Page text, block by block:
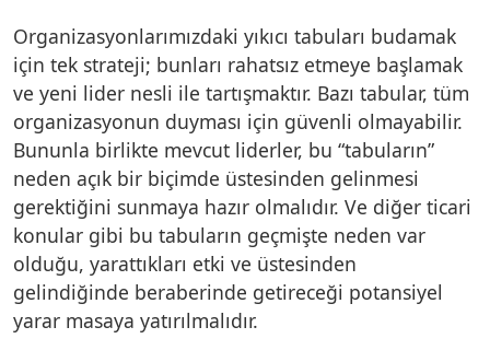
Organizasyonlarımızdaki yıkıcı tabuları budamak
için tek strateji; bunları rahatsız etmeye başlamak
ve yeni lider nesli ile tartışmaktır. Bazı tabular, tüm
organizasyonun duyması için güvenli olmayabilir.
Bununla birlikte mevcut liderler, bu “tabuların”
neden açık bir biçimde üstesinden gelinmesi
gerektiğini sunmaya hazır olmalıdır. Ve diğer ticari
konular gibi bu tabuların geçmişte neden var
olduğu, yarattıkları etki ve üstesinden
gelindiğinde beraberinde getireceği potansiyel
yarar masaya yatırılmalıdır.